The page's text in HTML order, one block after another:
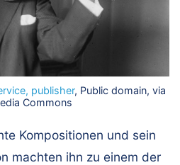
publisher, Public domain, via
Commons
Kompositionen und sein
machten ihn zu einem der